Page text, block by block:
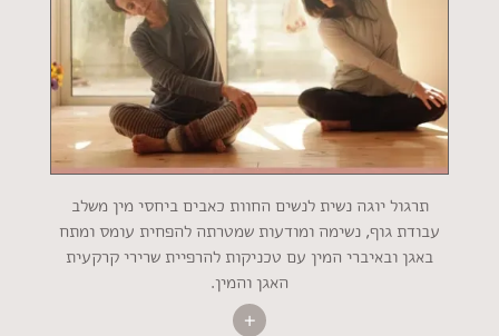
תרגול יוגה נשית לנשים החוות כאבים ביחסי מין משלב
עבודת גוף, נשימה ומודעות שמטרתה להפחית עומס ומתח
באגן ובאיברי המין עם טכניקות להרפיית שרירי קרקעית
האגן והמין.